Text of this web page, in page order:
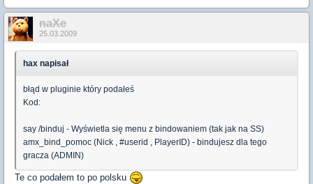
naXe
25.03.2009
hax napisał
błąd w pluginie który podałeś
Kod:
say /binduj - Wyświetla się menu z bindowaniem (tak jak na SS)
amx_bind_pomoc (Nick , #userid , PlayerID) - bindujesz dla tego
gracza (ADMIN)
Te co podałem to po polsku